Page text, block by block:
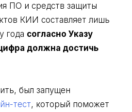
ПО и средств защиты
КИИ составляет лишь
года согласно Указу
должна достичь
был запущен
тест, который поможет